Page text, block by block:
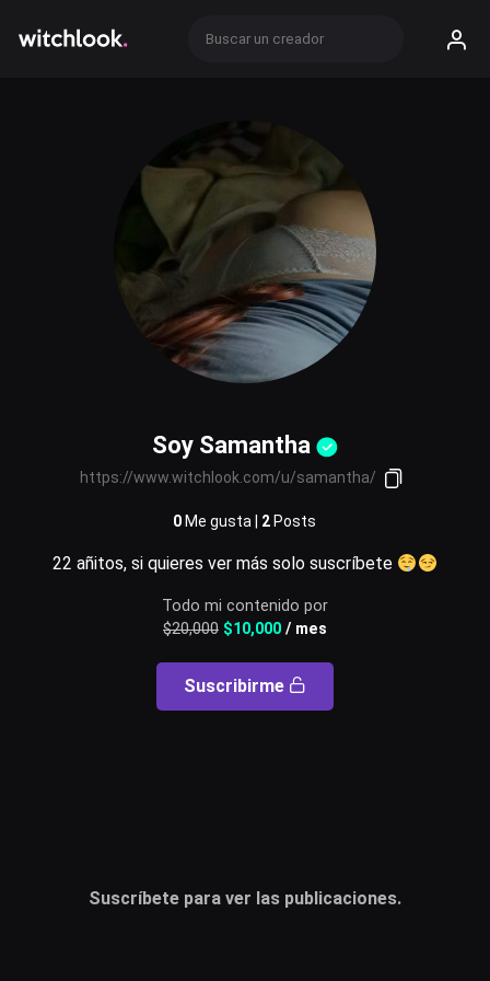
Soy Samantha
https://www.witchlook.com/u/samantha/
0 Me gusta | 2 Posts
22 añitos, si quieres ver más solo suscríbete
Todo mi contenido por
$20,000 $10,000 / mes
Suscribirme
Suscríbete para ver las publicaciones.